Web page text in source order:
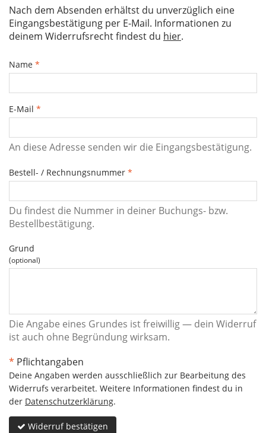
Nach dem Absenden erhältst du unverzüglich eine
Eingangsbestätigung per E-Mail. Informationen zu
deinem Widerrufsrecht findest du hier.
Name *
E-Mail *
An diese Adresse senden wir die Eingangsbestätigung.
Bestell- / Rechnungsnummer *
Du findest die Nummer in deiner Buchungs- bzw.
Bestellbestätigung.
Grund
(optional)
Die Angabe eines Grundes ist freiwillig — dein Widerruf
ist auch ohne Begründung wirksam.
* Pflichtangaben
Deine Angaben werden ausschließlich zur Bearbeitung des
Widerrufs verarbeitet. Weitere Informationen findest du in
der Datenschutzerklärung.
Widerruf bestätigen